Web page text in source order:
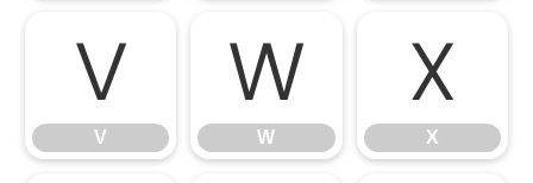
V
V
W
W
X
X